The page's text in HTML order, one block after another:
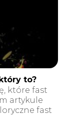
to?
które fast
artykule
fast